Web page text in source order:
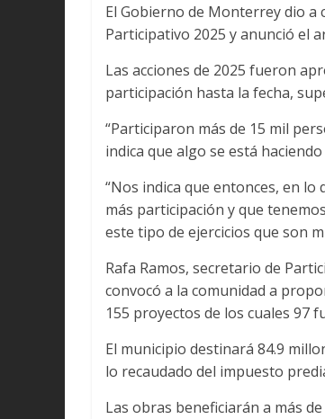
El Gobierno de Monterrey dio
Participativo 2025 y anunció el
Las acciones de 2025 fueron
participación hasta la fecha,
“Participaron más de 15 mil
indica que algo se está
“Nos indica que entonces, en
más participación y que
este tipo de ejercicios que son
Rafa Ramos, secretario de
convocó a la comunidad a
155 proyectos de los cuales 97
El municipio destinará 84.9
lo recaudado del impuesto
Las obras beneficiarán a más